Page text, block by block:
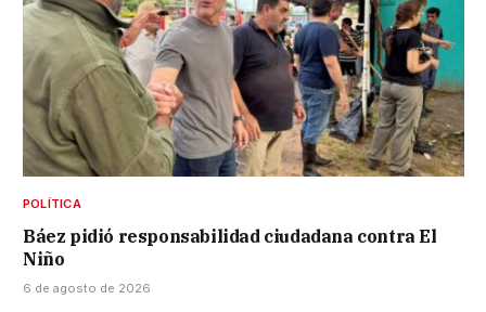
POLÍTICA
Báez pidió responsabilidad ciudadana contra El
Niño
6 de agosto de 2026